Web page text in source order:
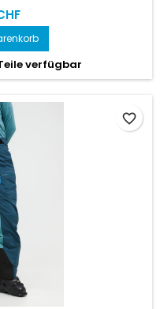
verfügbar
favorite_border